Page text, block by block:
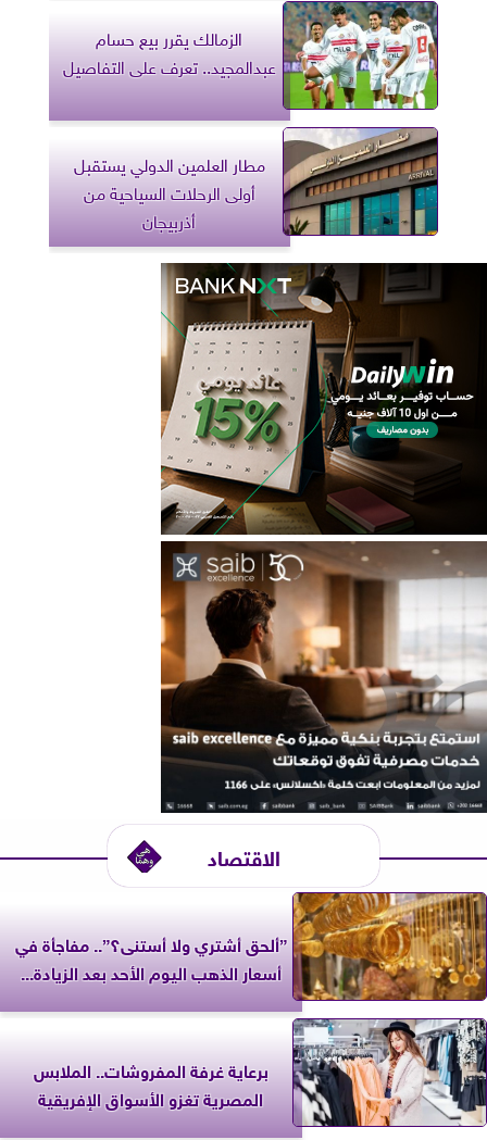
الزمالك يقرر بيع حسام
عبدالمجيد.. تعرف على التفاصيل
مطار العلمين الدولي يستقبل
أولى الرحلات السياحية من
أذربيجان
الاقتصاد
”ألحق أشتري ولا أستنى؟”.. مفاجأة في
أسعار الذهب اليوم الأحد بعد الزيادة...
برعاية غرفة المفروشات.. الملابس
المصرية تغزو الأسواق الإفريقية